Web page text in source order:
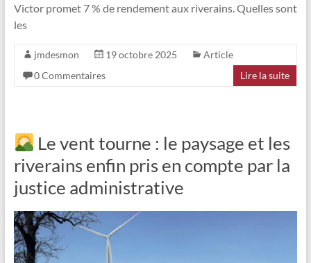
Victor promet 7 % de rendement aux riverains. Quelles sont
les
jmdesmon 19 octobre 2025
Article
0 Commentaires
Lire la suite
Le vent tourne : le paysage et les
riverains enfin pris en compte par la
justice administrative